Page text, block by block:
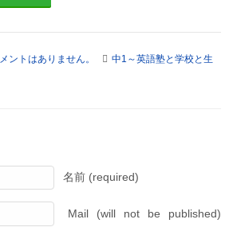
ントはありません。
中1～英語塾と学校と生
名前 (required)
Mail (will not be published)